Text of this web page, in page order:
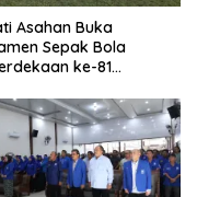
Asahan Buka
Sepak Bola
ke-81
Asahan